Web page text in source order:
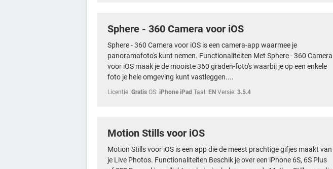
Sphere - 360 Camera voor iOS
Sphere - 360 Camera voor iOS is een camera-app waarmee je
panoramafoto's kunt nemen. Functionaliteiten Met Sphere - 360 Camera
voor iOS maak je de mooiste 360 graden-foto's waarbij je op een enkele
foto je hele omgeving kunt vastleggen....
Licentie: Gratis OS: iPhone iPad Taal: EN Versie: 3.5.4
Motion Stills voor iOS
Motion Stills voor iOS is een app die de meest prachtige gifjes maakt van
je Live Photos. Functionaliteiten Beschik je over een iPhone 6S, 6S Plus